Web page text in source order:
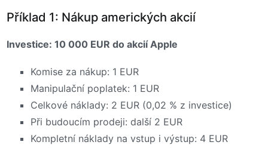
Příklad 1: Nákup amerických akcií
Investice: 10 000 EUR do akcií Apple
Komise za nákup: 1 EUR
Manipulační poplatek: 1 EUR
Celkové náklady: 2 EUR (0,02 % z investice)
Při budoucím prodeji: další 2 EUR
Kompletní náklady na vstup i výstup: 4 EUR